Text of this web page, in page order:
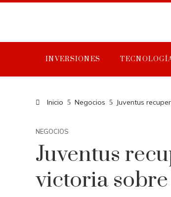
INVERSIONES
Inicio Negocios Juventus
NEGOCIOS
Juventus
victoria